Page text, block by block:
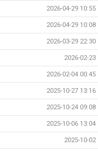
2026-04-29 10:55
2026-04-29 10:08
2026-03-29 22:30
2026-02-23
2026-02-04 00:45
2025-10-27 13:16
2025-10-24 09:08
2025-10-06 13:04
2025-10-02